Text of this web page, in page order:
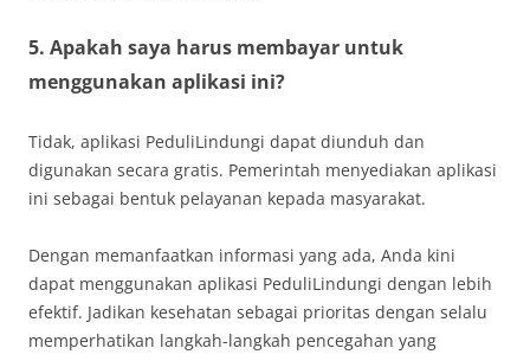
5. Apakah saya harus membayar untuk
menggunakan aplikasi ini?
Tidak, aplikasi PeduliLindungi dapat diunduh dan
digunakan secara gratis. Pemerintah menyediakan aplikasi
ini sebagai bentuk pelayanan kepada masyarakat.
Dengan memanfaatkan informasi yang ada, Anda kini
dapat menggunakan aplikasi PeduliLindungi dengan lebih
efektif. Jadikan kesehatan sebagai prioritas dengan selalu
memperhatikan langkah-langkah pencegahan yang